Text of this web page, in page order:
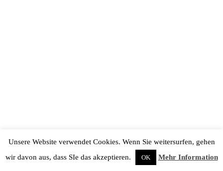
Unsere Website verwendet Cookies. Wenn Sie weitersurfen, gehen
wir davon aus, dass SIe das akzeptieren.
OK Mehr Information